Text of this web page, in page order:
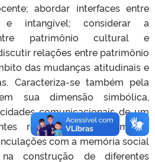
abordar interfaces entre
e intangível; considerar a
patrimônio cultural e
relações entre patrimônio
das mudanças atitudinais e
Caracteriza-se também pela
sua dimensão simbólica,
comunicacionais de um
registros que falam da
com a memória social
construção de diferentes